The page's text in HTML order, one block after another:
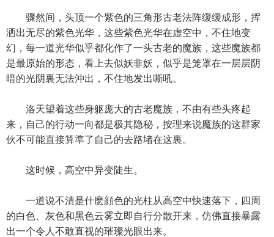
骤然间，头顶一个紫色的三角形古老法阵缓缓成形，挥
洒出无尽的紫色光华，这些紫色光华在虚空中，不住地变
幻，每一道光华似乎都化作了一头古老的魔族，这些魔族都
是最原始的形态，看上去似妖非妖，似乎是笼罩在一层层阴
暗的光阴裏无法沖出，不住地发出嘶吼。
洛天望着这些身躯庞大的古老魔族，不由有些头疼起
来，自己的行动一向都是极其隐秘，按理来说魔族的这群家
伙不可能直接算準了自己的去路堵在这裏。
这时候，高空中异变陡生。
一道说不清是什麽顔色的光柱从高空中快速落下，四周
的白色、灰色和黑色云雾立即自行分散开来，仿佛直接暴露
出一个令人不敢直视的璀璨光眼出来。